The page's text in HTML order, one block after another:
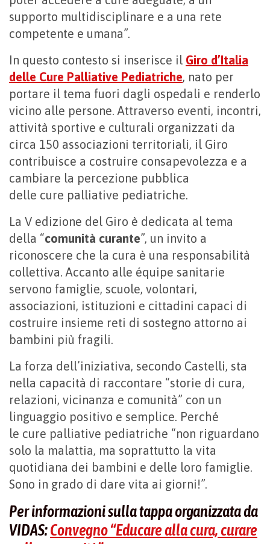
supporto multidisciplinare e a una rete
competente e umana”.
In questo contesto si inserisce il Giro d’Italia
delle Cure Palliative Pediatriche, nato per
portare il tema fuori dagli ospedali e renderlo
vicino alle persone. Attraverso eventi, incontri,
attività sportive e culturali organizzati da
circa 150 associazioni territoriali, il Giro
contribuisce a costruire consapevolezza e a
cambiare la percezione pubblica
delle cure palliative pediatriche.
La V edizione del Giro è dedicata al tema
della “comunità curante”, un invito a
riconoscere che la cura è una responsabilità
collettiva. Accanto alle équipe sanitarie
servono famiglie, scuole, volontari,
associazioni, istituzioni e cittadini capaci di
costruire insieme reti di sostegno attorno ai
bambini più fragili.
La forza dell’iniziativa, secondo Castelli, sta
nella capacità di raccontare “storie di cura,
relazioni, vicinanza e comunità” con un
linguaggio positivo e semplice. Perché
le cure palliative pediatriche “non riguardano
solo la malattia, ma soprattutto la vita
quotidiana dei bambini e delle loro famiglie.
Sono in grado di dare vita ai giorni!”.
Per informazioni sulla tappa organizzata da
VIDAS:Convegno “Educare alla cura, curare